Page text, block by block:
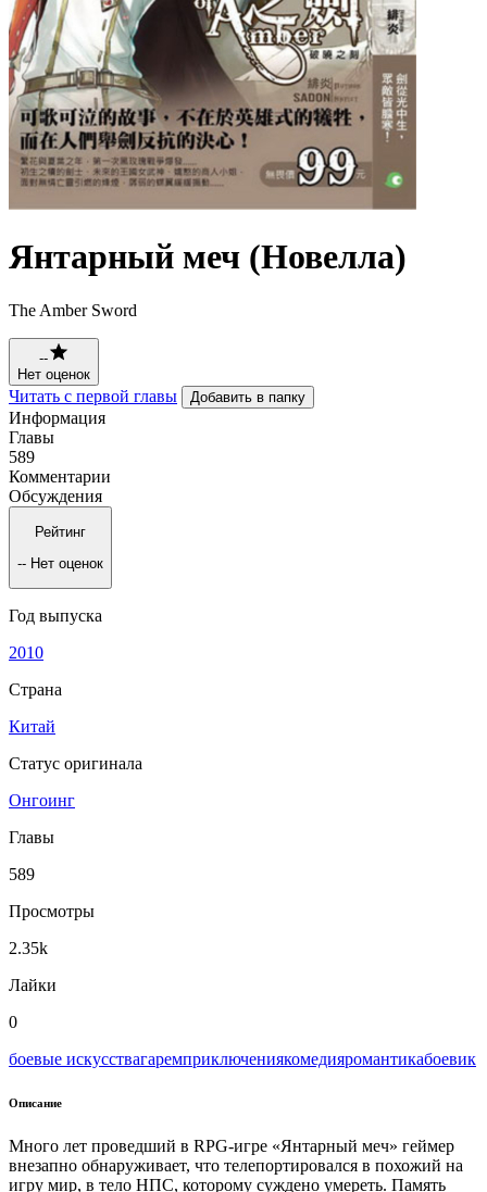
Янтарный меч (Новелла)
The Amber Sword
--
Нет оценок
Читать с первой главы Добавить в папку
Информация
Главы
589
Комментарии
Обсуждения
Рейтинг
-- Нет оценок
Год выпуска
2010
Страна
Китай
Статус оригинала
Онгоинг
Главы
589
Просмотры
2.35k
Лайки
0
боевые искусствагаремприключениякомедияромантикабоевик
Описание
Много лет проведший в RPG-игре «Янтарный меч» геймер
внезапно обнаруживает, что телепортировался в похожий на
игру мир, в тело НПС, которому суждено умереть. Память